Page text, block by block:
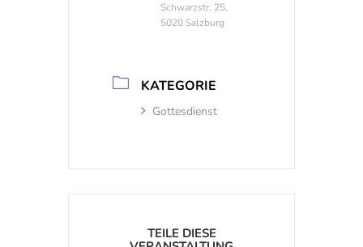
Schwarzstr. 25,
5020 Salzburg
KATEGORIE
Gottesdienst
TEILE DIESE